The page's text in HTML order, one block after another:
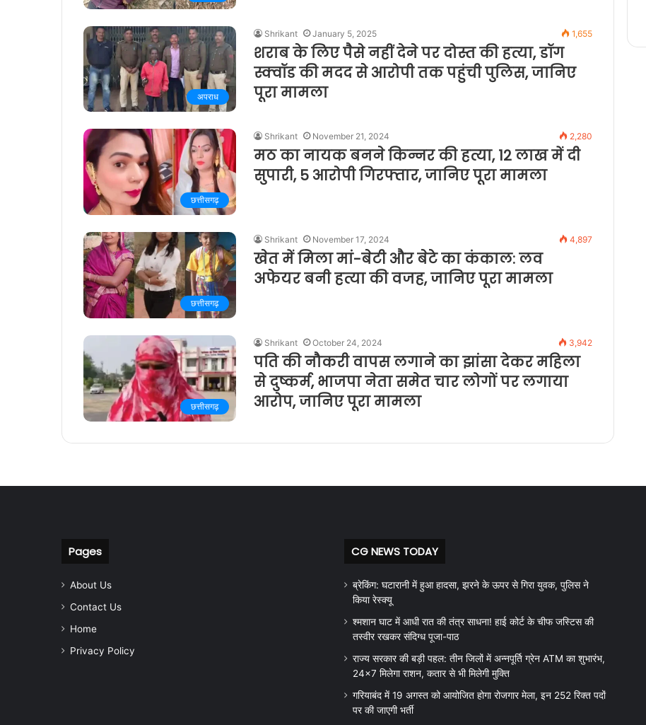
अपराध
Shrikant January 5, 2025 1,655
शराब के लिए पैसे नहीं देने पर दोस्त की हत्या, डॉग
स्क्वॉड की मदद से आरोपी तक पहुंची पुलिस, जानिए
पूरा मामला
छत्तीसगढ़
Shrikant November 21, 2024 2,280
मठ का नायक बनने किन्नर की हत्या, 12 लाख में दी
सुपारी, 5 आरोपी गिरफ्तार, जानिए पूरा मामला
छत्तीसगढ़
Shrikant November 17, 2024 4,897
खेत में मिला मां-बेटी और बेटे का कंकाल: लव
अफेयर बनी हत्या की वजह, जानिए पूरा मामला
छत्तीसगढ़
Shrikant October 24, 2024 3,942
पति की नौकरी वापस लगाने का झांसा देकर महिला
से दुष्कर्म, भाजपा नेता समेत चार लोगों पर लगाया
आरोप, जानिए पूरा मामला
Pages
About Us
Contact Us
Home
Privacy Policy
CG NEWS TODAY
ब्रेकिंग: घटारानी में हुआ हादसा, झरने के ऊपर से गिरा युवक, पुलिस ने
किया रेस्क्यू
श्मशान घाट में आधी रात की तंत्र साधना! हाई कोर्ट के चीफ जस्टिस की
तस्वीर रखकर संदिग्ध पूजा-पाठ
राज्य सरकार की बड़ी पहल: तीन जिलों में अन्नपूर्ति ग्रेन ATM का शुभारंभ,
24×7 मिलेगा राशन, कतार से भी मिलेगी मुक्ति
गरियाबंद में 19 अगस्त को आयोजित होगा रोजगार मेला, इन 252 रिक्त पदों
पर की जाएगी भर्ती